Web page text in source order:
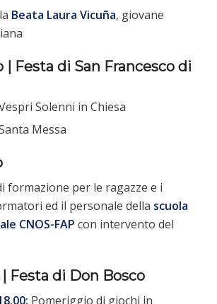
Beata Laura Vicuña, giovane
| Festa di San Francesco di
Solenni in Chiesa
Messa
formazione per le ragazze e i
ed il personale della scuola
CNOS-FAP con intervento del
| Festa di Don Bosco
Pomeriggio di giochi in